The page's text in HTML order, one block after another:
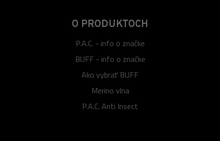
O PRODUKTOCH
P.A.C. - info o značke
BUFF - info o značke
Ako vybrať BUFF
Merino vlna
P.A.C. Anti Insect